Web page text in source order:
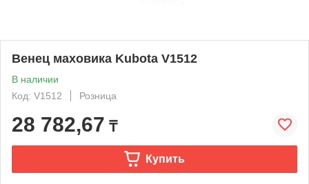
Венец маховика Kubota V1512
В наличии
Код: V1512
Розница
28 782,67 ₸
Купить